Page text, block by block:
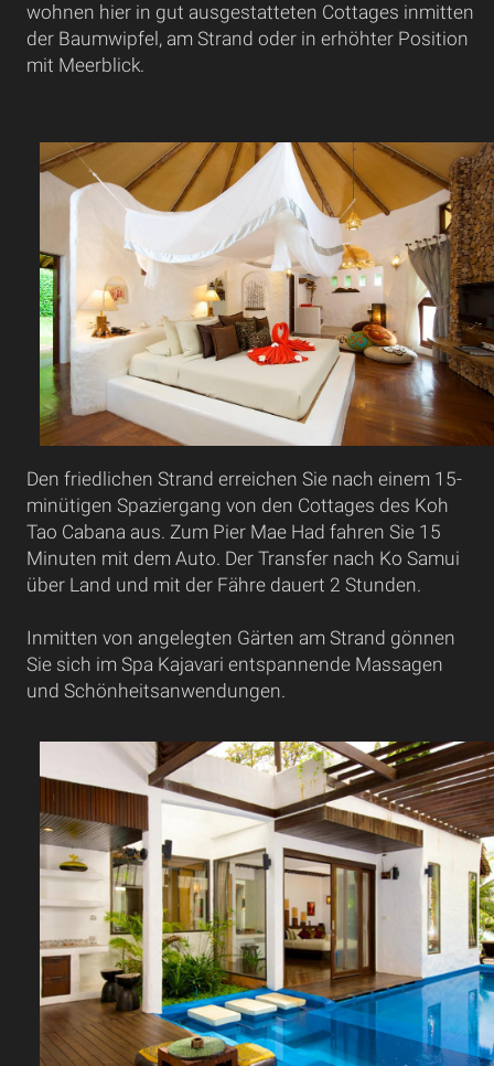
wohnen hier in gut ausgestatteten Cottages inmitten
der Baumwipfel, am Strand oder in erhöhter Position
mit Meerblick.
Den friedlichen Strand erreichen Sie nach einem 15-
minütigen Spaziergang von den Cottages des Koh
Tao Cabana aus. Zum Pier Mae Had fahren Sie 15
Minuten mit dem Auto. Der Transfer nach Ko Samui
über Land und mit der Fähre dauert 2 Stunden.
Inmitten von angelegten Gärten am Strand gönnen
Sie sich im Spa Kajavari entspannende Massagen
und Schönheitsanwendungen.